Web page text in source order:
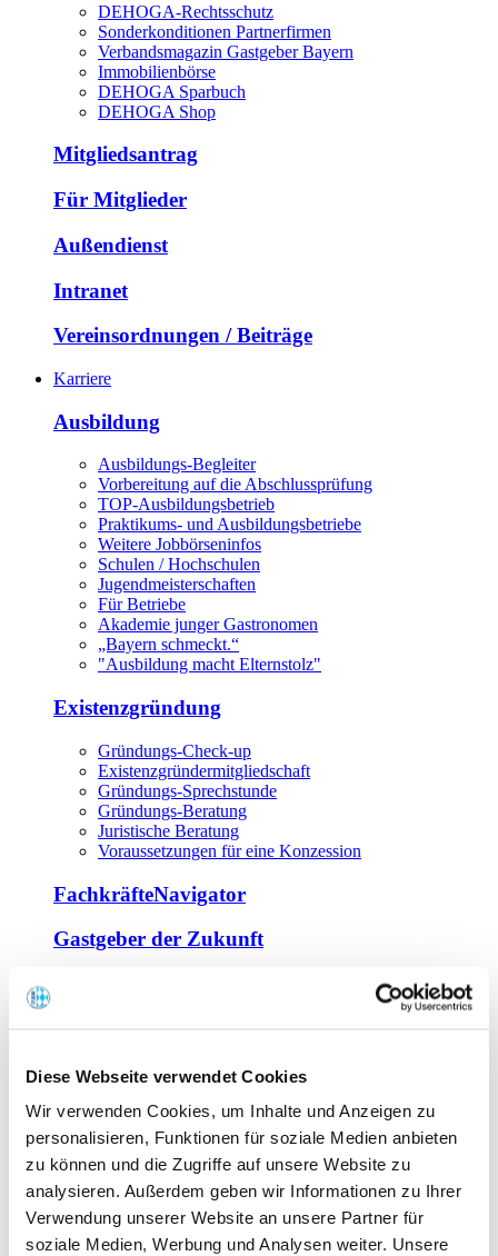
Diese Webseite verwendet Cookies
Wir verwenden Cookies, um Inhalte und Anzeigen zu
personalisieren, Funktionen für soziale Medien anbieten
zu können und die Zugriffe auf unsere Website zu
analysieren. Außerdem geben wir Informationen zu Ihrer
Verwendung unserer Website an unsere Partner für
soziale Medien, Werbung und Analysen weiter. Unsere
DEHOGA-Rechtsschutz
Sonderkonditionen Partnerfirmen
Verbandsmagazin Gastgeber Bayern
Immobilienbörse
DEHOGA Sparbuch
DEHOGA Shop
Mitgliedsantrag
Für Mitglieder
Außendienst
Intranet
Vereinsordnungen / Beiträge
Karriere
Ausbildung
Ausbildungs-Begleiter
Vorbereitung auf die Abschlussprüfung
TOP-Ausbildungsbetrieb
Praktikums- und Ausbildungsbetriebe
Weitere Jobbörseninfos
Schulen / Hochschulen
Jugendmeisterschaften
Für Betriebe
Akademie junger Gastronomen
„Bayern schmeckt.“
"Ausbildung macht Elternstolz"
Existenzgründung
Gründungs-Check-up
Existenzgründermitgliedschaft
Gründungs-Sprechstunde
Gründungs-Beratung
Juristische Beratung
Voraussetzungen für eine Konzession
FachkräfteNavigator
Gastgeber der Zukunft
Offene Seminare
Tagen im Palais
Wirte-und Unternehmerbrief
Lernplattform BOUNTI
Partner
Branchennahe Organisationen